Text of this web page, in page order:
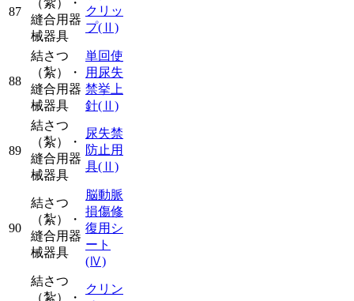
87
（紮）・
縫合用器
械器具
クリッ
プ(Ⅱ)
88
結さつ
（紮）・
縫合用器
械器具
単回使
用尿失
禁挙上
針(Ⅱ)
89
結さつ
（紮）・
縫合用器
械器具
尿失禁
防止用
具(Ⅱ)
90
結さつ
（紮）・
縫合用器
械器具
脳動脈
損傷修
復用シ
ート
(Ⅳ)
結さつ
（紮）・
クリン